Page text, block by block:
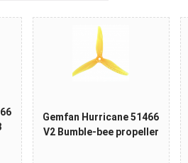
Gemfan Hurricane 51466
V2 Bumble-bee propeller